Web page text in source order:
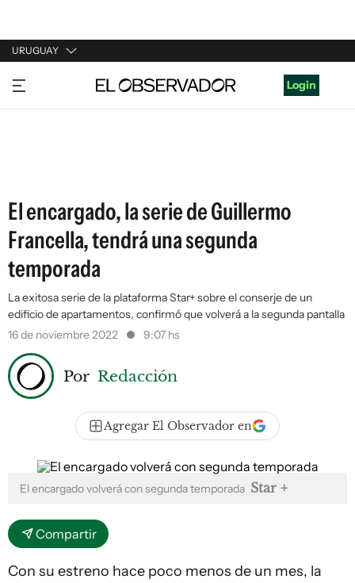
URUGUAY
URUGUAY
ARGENTINA
Login
El encargado, la serie de Guillermo
Francella, tendrá una segunda
temporada
La exitosa serie de la plataforma Star+ sobre el conserje de un
edificio de apartamentos, confirmó que volverá a la segunda pantalla
16 de noviembre 2022
9:07 hs
Por Redacción
Agregar El Observador en
El encargado volverá con segunda temporada Star +
Compartir
Con su estreno hace poco menos de un mes, la